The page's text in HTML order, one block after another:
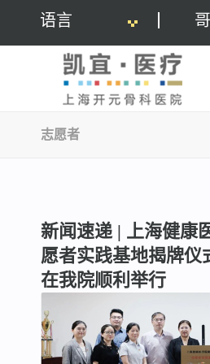
语言
志愿者
新闻速递 | 上海健康
愿者实践基地揭牌仪
在我院顺利举行